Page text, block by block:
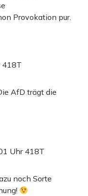
Provokation pur.
418T
AfD trägt die
Uhr 418T
noch Sorte